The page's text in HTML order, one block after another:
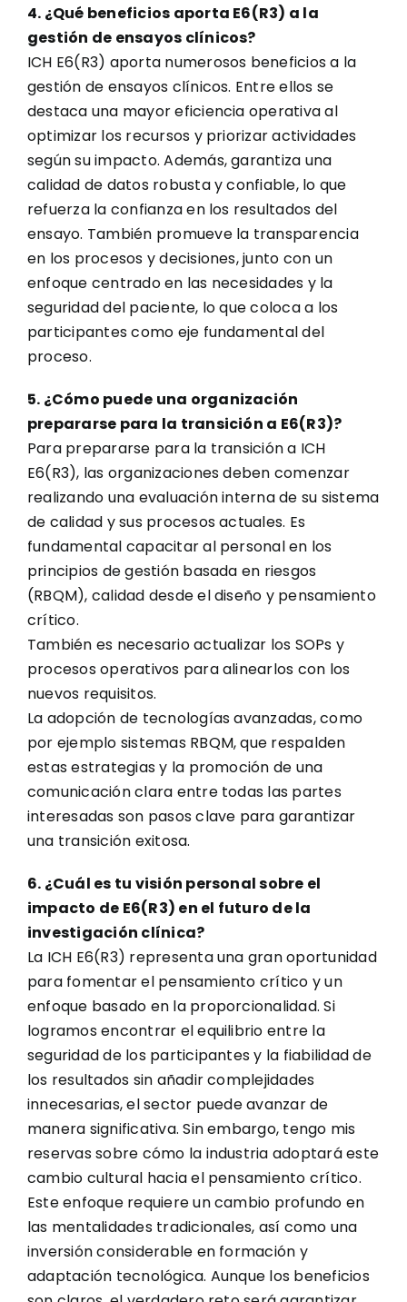
4. ¿Qué beneficios aporta E6(R3) a la
gestión de ensayos clínicos?
ICH E6(R3) aporta numerosos beneficios a la
gestión de ensayos clínicos. Entre ellos se
destaca una mayor eficiencia operativa al
optimizar los recursos y priorizar actividades
según su impacto. Además, garantiza una
calidad de datos robusta y confiable, lo que
refuerza la confianza en los resultados del
ensayo. También promueve la transparencia
en los procesos y decisiones, junto con un
enfoque centrado en las necesidades y la
seguridad del paciente, lo que coloca a los
participantes como eje fundamental del
proceso.
5. ¿Cómo puede una organización
prepararse para la transición a E6(R3)?
Para prepararse para la transición a ICH
E6(R3), las organizaciones deben comenzar
realizando una evaluación interna de su sistema
de calidad y sus procesos actuales. Es
fundamental capacitar al personal en los
principios de gestión basada en riesgos
(RBQM), calidad desde el diseño y pensamiento
crítico.
También es necesario actualizar los SOPs y
procesos operativos para alinearlos con los
nuevos requisitos.
La adopción de tecnologías avanzadas, como
por ejemplo sistemas RBQM, que respalden
estas estrategias y la promoción de una
comunicación clara entre todas las partes
interesadas son pasos clave para garantizar
una transición exitosa.
6. ¿Cuál es tu visión personal sobre el
impacto de E6(R3) en el futuro de la
investigación clínica?
La ICH E6(R3) representa una gran oportunidad
para fomentar el pensamiento crítico y un
enfoque basado en la proporcionalidad. Si
logramos encontrar el equilibrio entre la
seguridad de los participantes y la fiabilidad de
los resultados sin añadir complejidades
innecesarias, el sector puede avanzar de
manera significativa. Sin embargo, tengo mis
reservas sobre cómo la industria adoptará este
cambio cultural hacia el pensamiento crítico.
Este enfoque requiere un cambio profundo en
las mentalidades tradicionales, así como una
inversión considerable en formación y
adaptación tecnológica. Aunque los beneficios